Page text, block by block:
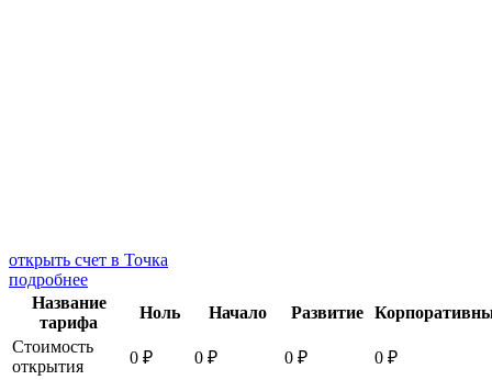
открыть счет в Точка
подробнее
Название
тарифа
Ноль Начало Развитие
Стоимость
открытия
0 ₽ 0 ₽ 0 ₽
0 ₽